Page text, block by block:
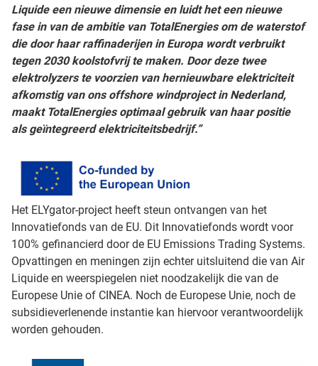
Liquide een nieuwe dimensie en luidt het een nieuwe
fase in van de ambitie van TotalEnergies om de waterstof
die door haar raffinaderijen in Europa wordt verbruikt
tegen 2030 koolstofvrij te maken. Door deze twee
elektrolyzers te voorzien van hernieuwbare elektriciteit
afkomstig van ons offshore windproject in Nederland,
maakt TotalEnergies optimaal gebruik van haar positie
als geïntegreerd elektriciteitsbedrijf.”
Het ELYgator-project heeft steun ontvangen van het
Innovatiefonds van de EU. Dit Innovatiefonds wordt voor
100% gefinancierd door de EU Emissions Trading Systems.
Opvattingen en meningen zijn echter uitsluitend die van Air
Liquide en weerspiegelen niet noodzakelijk die van de
Europese Unie of CINEA. Noch de Europese Unie, noch de
subsidieverlenende instantie kan hiervoor verantwoordelijk
worden gehouden.